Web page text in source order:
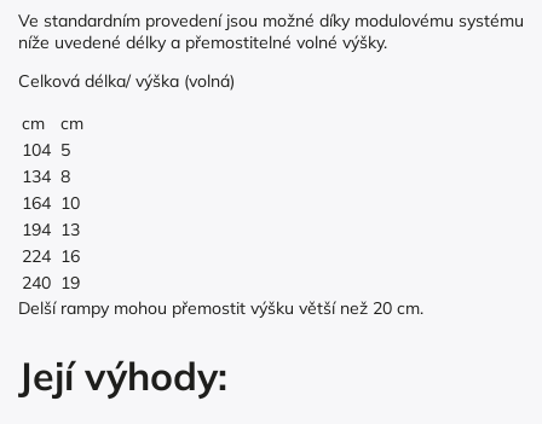
Ve standardním provedení jsou možné díky modulovému systému
níže uvedené délky a přemostitelné volné výšky.
Celková délka/ výška (volná)
cm
cm
104 5
134 8
164 10
194 13
224 16
240 19
Delší rampy mohou přemostit výšku větší než 20 cm.
Její výhody: